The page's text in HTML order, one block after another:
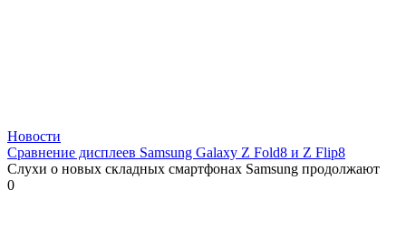
Новости
Сравнение дисплеев Samsung Galaxy Z Fold8 и Z Flip8
Слухи о новых складных смартфонах Samsung продолжают
0